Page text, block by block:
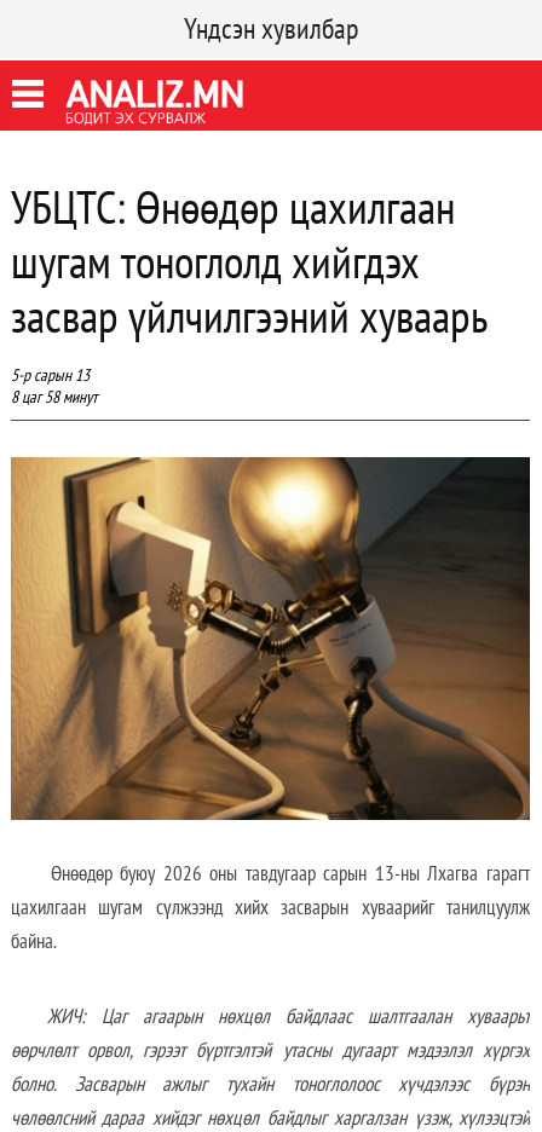
Үндсэн хувилбар
УБЦТС: Өнөөдөр цахилгаан
шугам тоноглолд хийгдэх
засвар үйлчилгээний хуваарь
5-р сарын 13
8 цаг 58 минут
Өнөөдөр буюу 2026 оны тавдугаар сарын 13-ны Лхагва гарагт
цахилгаан шугам сүлжээнд хийх засварын хуваарийг танилцуулж
байна.
ЖИЧ: Цаг агаарын нөхцөл байдлаас шалтгаалан хуваарьт
өөрчлөлт орвол, гэрээт бүртгэлтэй утасны дугаарт мэдээлэл хүргэх
болно. Засварын ажлыг тухайн тоноглолоос хүчдэлээс бүрэн
чөлөөлсний дараа хийдэг нөхцөл байдлыг харгалзан үзэж, хүлээцтэй